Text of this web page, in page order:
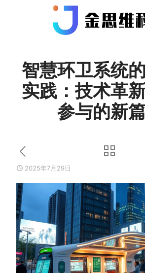
智慧环卫系统
实践：技术革
参与的新
2025年7月29日